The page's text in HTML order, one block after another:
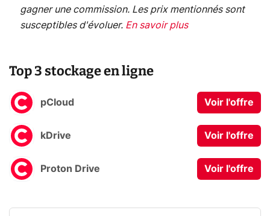
gagner une commission. Les prix mentionnés sont
susceptibles d'évoluer. En savoir plus
Top 3 stockage en ligne
pCloud Voir l'offre
kDrive Voir l'offre
Proton Drive Voir l'offre